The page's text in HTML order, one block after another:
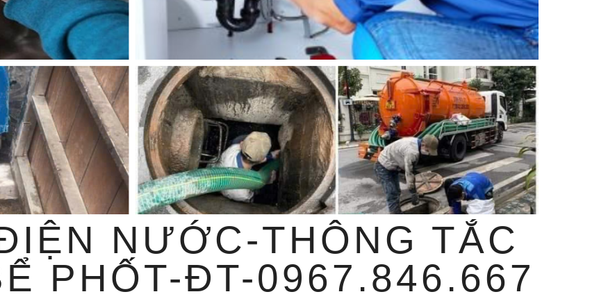
NƯỚC-THÔNG TẮC
PHỐT-ĐT-0967.846.667